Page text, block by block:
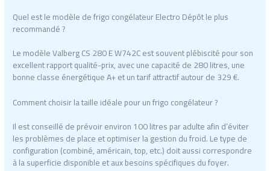
Quel est le modèle de frigo congélateur Electro Dépôt le plus
recommandé ?
Le modèle Valberg CS 280 E W742C est souvent plébiscité pour son
excellent rapport qualité-prix, avec une capacité de 280 litres, une
bonne classe énergétique A+ et un tarif attractif autour de 329 €.
Comment choisir la taille idéale pour un frigo congélateur ?
Il est conseillé de prévoir environ 100 litres par adulte afin d’éviter
les problèmes de place et optimiser la gestion du froid. Le type de
configuration (combiné, américain, top, etc.) doit aussi correspondre
à la superficie disponible et aux besoins spécifiques du foyer.